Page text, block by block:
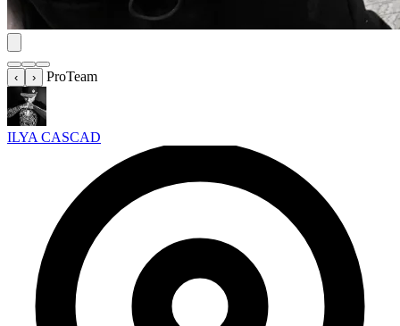
‹ › ProTeam
ILYA CASCAD